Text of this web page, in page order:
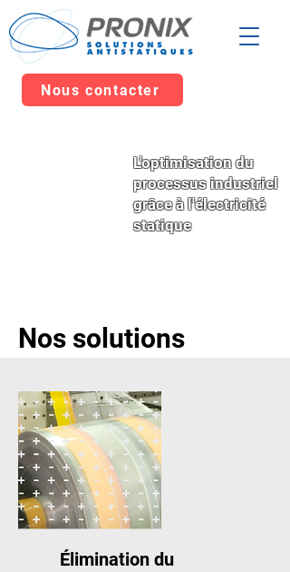
Nous contacter
L'optimisation du
processus industriel
grâce à l'électricité
statique
Nos solutions
Élimination du